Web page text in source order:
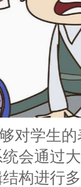
学生的
会通过
构进行